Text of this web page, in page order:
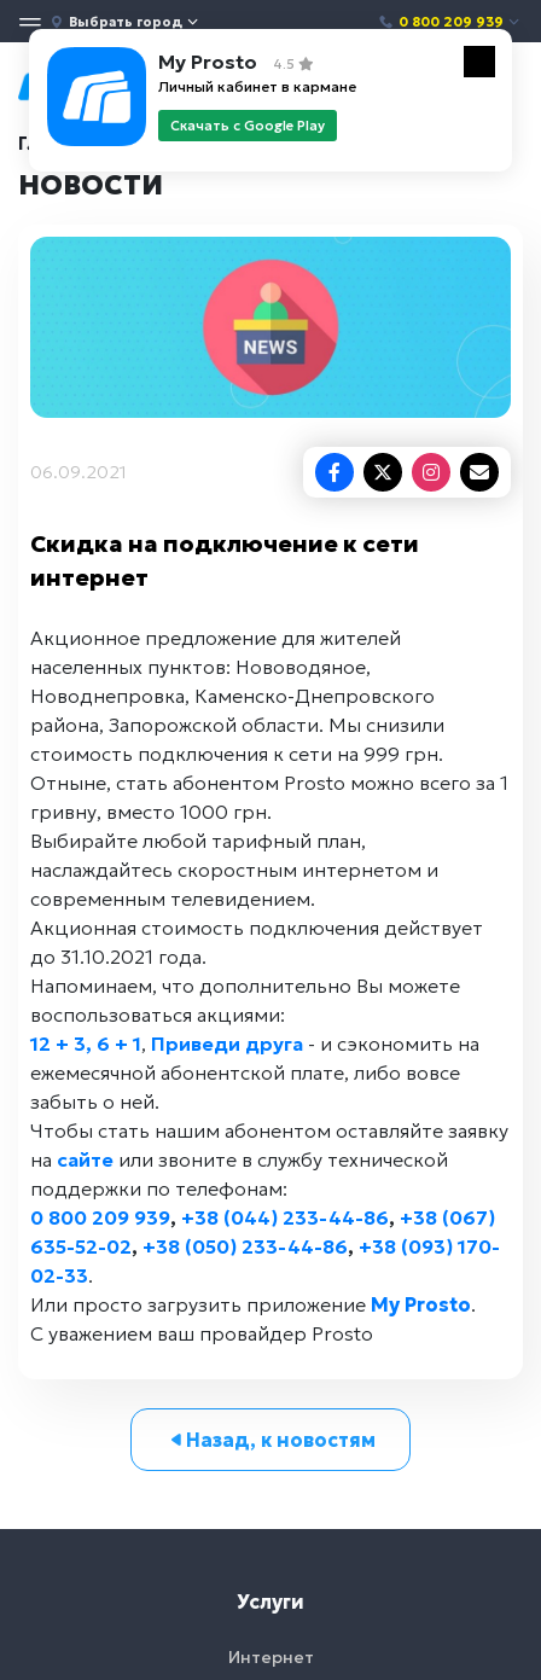
Выбрать город 0 800 209 939
Главная Новости
НОВОСТИ
06.09.2021
Скидка на подключение к сети
интернет
Акционное предложение для жителей
населенных пунктов: Нововодяное,
Новоднепровка, Каменско-Днепровского
района, Запорожской области. Мы снизили
стоимость подключения к сети на 999 грн.
Отныне, стать абонентом Prosto можно всего за 1
гривну, вместо 1000 грн.
Выбирайте любой тарифный план,
наслаждайтесь скоростным интернетом и
современным телевидением.
Акционная стоимость подключения действует
до 31.10.2021 года.
Напоминаем, что дополнительно Вы можете
воспользоваться акциями:
12 + 3, 6 + 1, Приведи друга - и сэкономить на
ежемесячной абонентской плате, либо вовсе
забыть о ней.
Чтобы стать нашим абонентом оставляйте заявку
на сайте или звоните в службу технической
поддержки по телефонам:
0 800 209 939, +38 (044) 233-44-86, +38 (067)
635-52-02, +38 (050) 233-44-86, +38 (093) 170-
02-33.
Или просто загрузить приложение My Prosto.
С уважением ваш провайдер Prosto
Назад, к новостям
Услуги
Интернет
My Prosto 4.5
Личный кабинет в кармане
Скачать с Google Play